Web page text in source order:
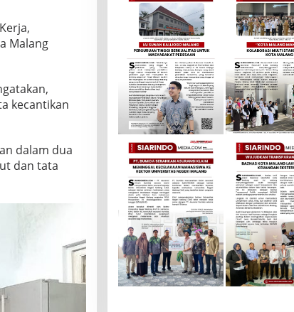
Malang
kecantikan
dalam dua
dan tata